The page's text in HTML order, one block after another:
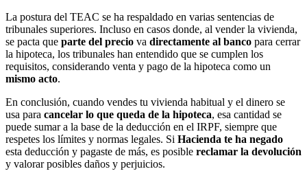
La postura del TEAC se ha respaldado en varias sentencias de
tribunales superiores. Incluso en casos donde, al vender la vivienda,
se pacta que parte del precio va directamente al banco para cerrar
la hipoteca, los tribunales han entendido que se cumplen los
requisitos, considerando venta y pago de la hipoteca como un
mismo acto.
En conclusión, cuando vendes tu vivienda habitual y el dinero se
usa para cancelar lo que queda de la hipoteca, esa cantidad se
puede sumar a la base de la deducción en el IRPF, siempre que
respetes los límites y normas legales. Si Hacienda te ha negado
esta deducción y pagaste de más, es posible reclamar la devolución
y valorar posibles daños y perjuicios.